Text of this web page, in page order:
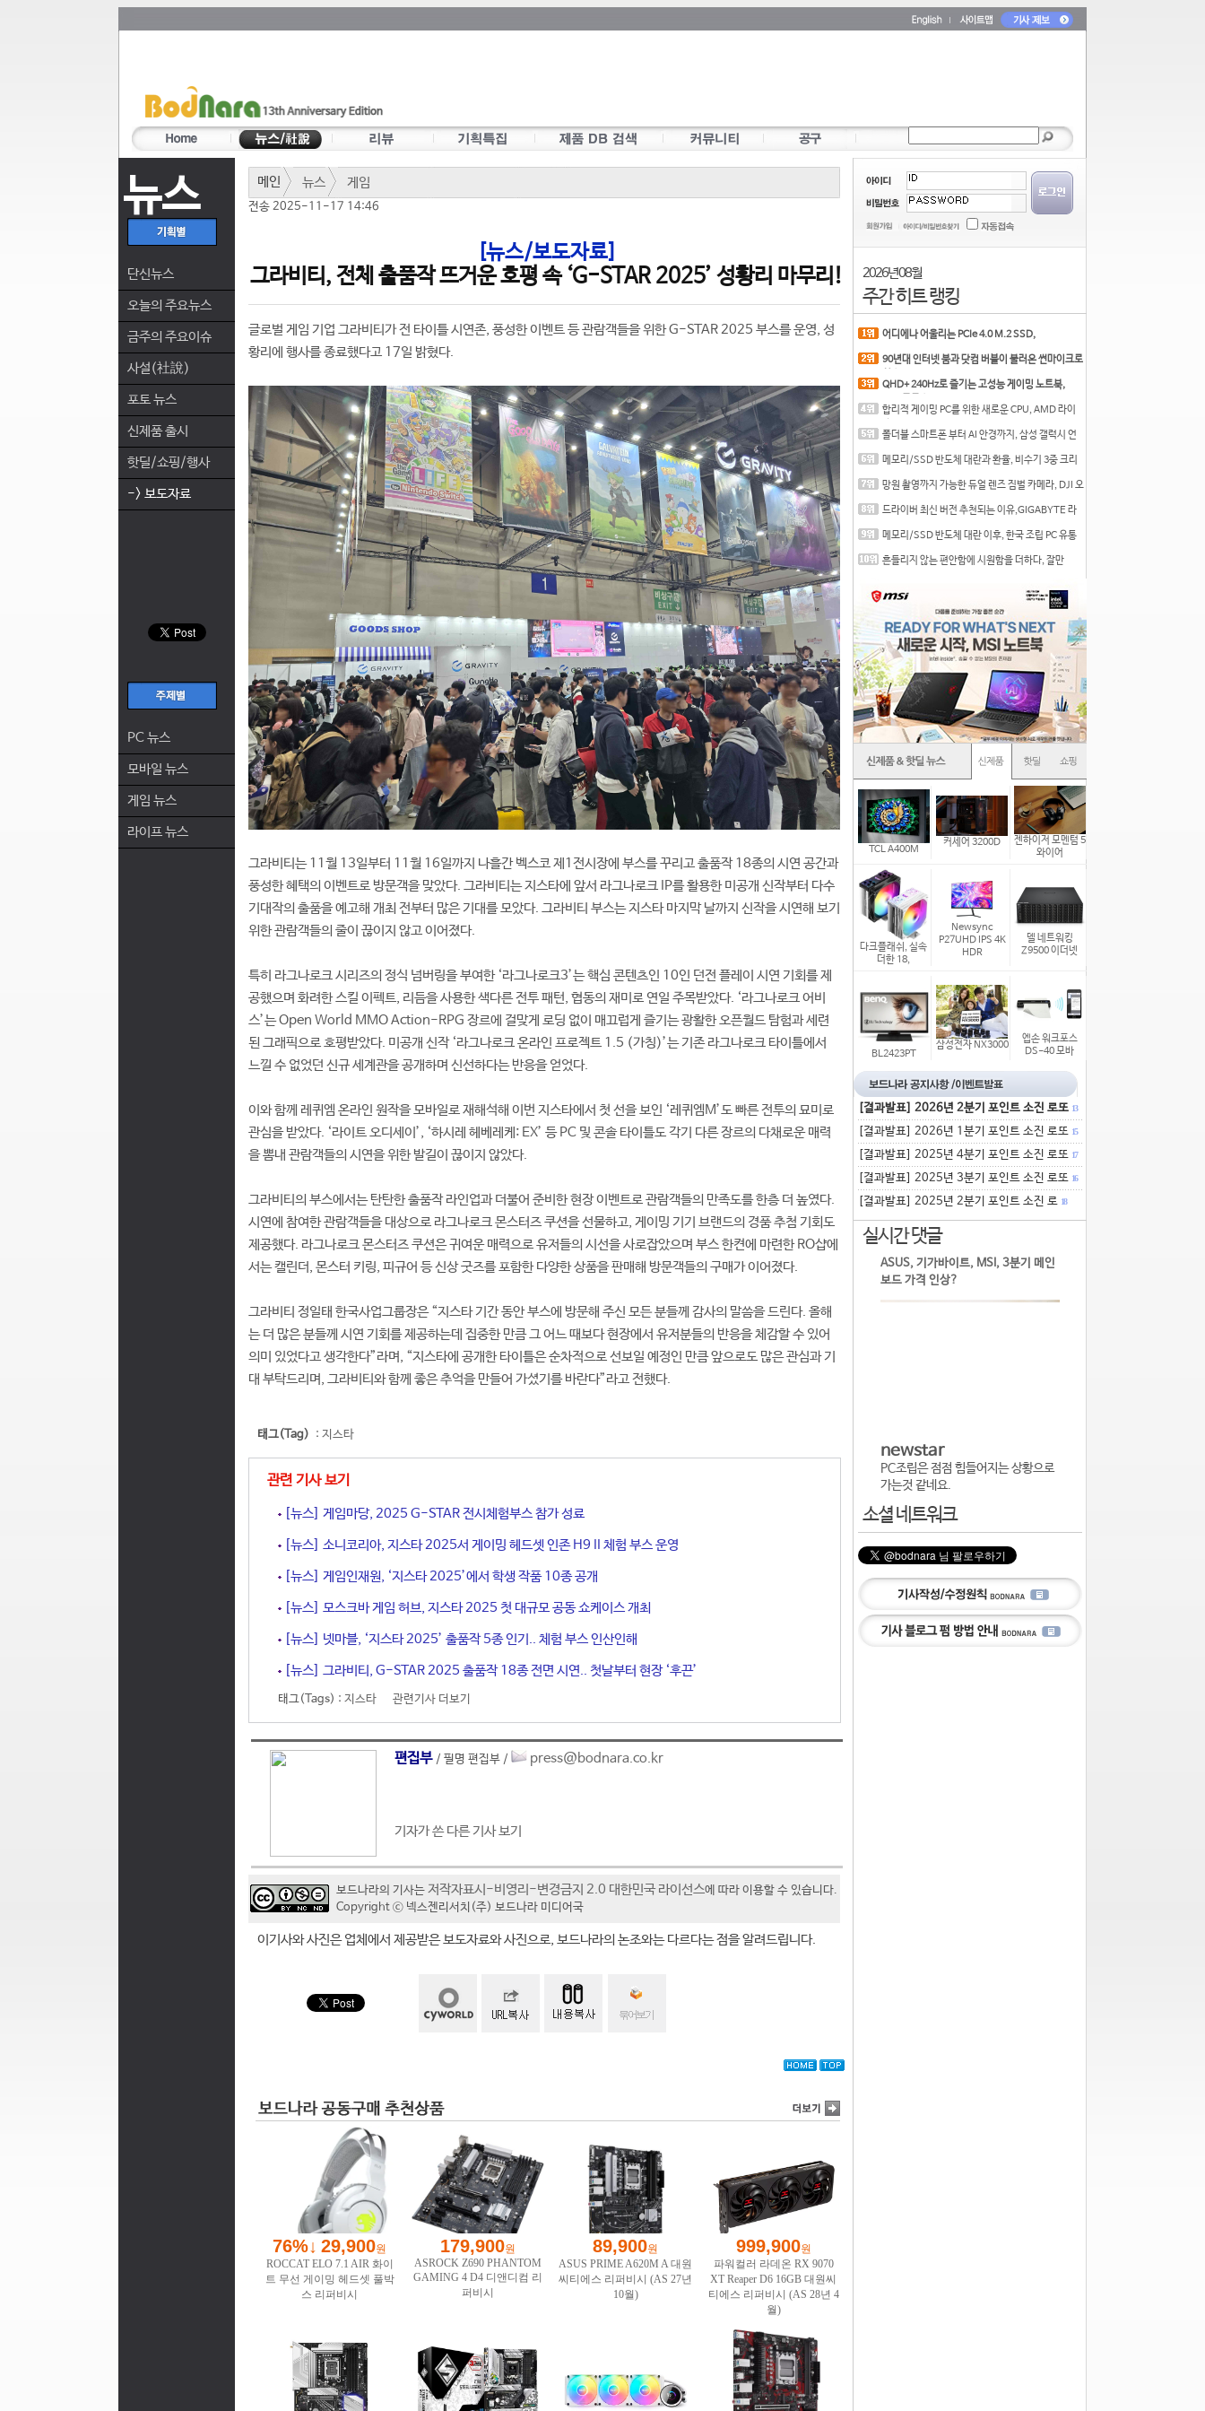
뉴스
단신뉴스
오늘의 주요뉴스
금주의 주요이슈
사설(社說)
포토 뉴스
신제품 출시
핫딜/쇼핑/행사
-> 보도자료
PC 뉴스
모바일 뉴스
게임 뉴스
라이프 뉴스
메인 뉴스 게임
전송 2025-11-17 14:46
[뉴스/보도자료]
그라비티, 전체 출품작 뜨거운 호평 속 ‘G-STAR 2025’ 성황리 마무리!
글로벌 게임 기업 그라비티가 전 타이틀 시연존, 풍성한 이벤트 등 관람객들을 위한 G-STAR 2025 부스를 운영, 성
황리에 행사를 종료했다고 17일 밝혔다.
그라비티는 11월 13일부터 11월 16일까지 나흘간 벡스코 제1전시장에 부스를 꾸리고 출품작 18종의 시연 공간과
풍성한 혜택의 이벤트로 방문객을 맞았다. 그라비티는 지스타에 앞서 라그나로크 IP를 활용한 미공개 신작부터 다수
기대작의 출품을 예고해 개최 전부터 많은 기대를 모았다. 그라비티 부스는 지스타 마지막 날까지 신작을 시연해 보기
위한 관람객들의 줄이 끊이지 않고 이어졌다.
특히 라그나로크 시리즈의 정식 넘버링을 부여한 ‘라그나로크3’는 핵심 콘텐츠인 10인 던전 플레이 시연 기회를 제
공했으며 화려한 스킬 이펙트, 리듬을 사용한 색다른 전투 패턴, 협동의 재미로 연일 주목받았다. ‘라그나로크 어비
스’는 Open World MMO Action-RPG 장르에 걸맞게 로딩 없이 매끄럽게 즐기는 광활한 오픈월드 탐험과 세련
된 그래픽으로 호평받았다. 미공개 신작 ‘라그나로크 온라인 프로젝트 1.5 (가칭)’는 기존 라그나로크 타이틀에서
느낄 수 없었던 신규 세계관을 공개하며 신선하다는 반응을 얻었다.
이와 함께 레퀴엠 온라인 원작을 모바일로 재해석해 이번 지스타에서 첫 선을 보인 ‘레퀴엠M’도 빠른 전투의 묘미로
관심을 받았다. ‘라이트 오디세이’, ‘하시레 헤베레케: EX’ 등 PC 및 콘솔 타이틀도 각기 다른 장르의 다채로운 매력
을 뽐내 관람객들의 시연을 위한 발길이 끊이지 않았다.
그라비티의 부스에서는 탄탄한 출품작 라인업과 더불어 준비한 현장 이벤트로 관람객들의 만족도를 한층 더 높였다.
시연에 참여한 관람객들을 대상으로 라그나로크 몬스터즈 쿠션을 선물하고, 게이밍 기기 브랜드의 경품 추첨 기회도
제공했다. 라그나로크 몬스터즈 쿠션은 귀여운 매력으로 유저들의 시선을 사로잡았으며 부스 한켠에 마련한 RO샵에
서는 캘린더, 몬스터 키링, 피규어 등 신상 굿즈를 포함한 다양한 상품을 판매해 방문객들의 구매가 이어졌다.
그라비티 정일태 한국사업그룹장은 “지스타 기간 동안 부스에 방문해 주신 모든 분들께 감사의 말씀을 드린다. 올해
는 더 많은 분들께 시연 기회를 제공하는데 집중한 만큼 그 어느 때보다 현장에서 유저분들의 반응을 체감할 수 있어
의미 있었다고 생각한다”라며, “지스타에 공개한 타이틀은 순차적으로 선보일 예정인 만큼 앞으로도 많은 관심과 기
대 부탁드리며, 그라비티와 함께 좋은 추억을 만들어 가셨기를 바란다”라고 전했다.
태그(Tag) : 지스타
관련 기사 보기
[뉴스] 게임마당, 2025 G-STAR 전시체험부스 참가 성료
[뉴스] 소니코리아, 지스타 2025서 게이밍 헤드셋 인존 H9 II 체험 부스 운영
[뉴스] 게임인재원, ‘지스타 2025’에서 학생 작품 10종 공개
[뉴스] 모스크바 게임 허브, 지스타 2025 첫 대규모 공동 쇼케이스 개최
[뉴스] 넷마블, ‘지스타 2025’ 출품작 5종 인기.. 체험 부스 인산인해
[뉴스] 그라비티, G-STAR 2025 출품작 18종 전면 시연.. 첫날부터 현장 ‘후끈’
태그(Tags) : 지스타 관련기사 더보기
편집부 / 필명 편집부 / press@bodnara.co.kr
기자가 쓴 다른 기사 보기
보드나라의 기사는 저작자표시-비영리-변경금지 2.0 대한민국 라이선스에 따라 이용할 수 있습니다.
Copyright ⓒ 넥스젠리서치(주) 보드나라 미디어국
이기사와 사진은 업체에서 제공받은 보도자료와 사진으로, 보드나라의 논조와는 다르다는 점을 알려드립니다.
2026년 08월
주간 히트 랭킹
어디에나 어울리는 PCIe 4.0 M.2 SSD,
90년대 인터넷 붐과 닷컴 버블이 불러온 썬마이크로
QHD+ 240Hz로 즐기는 고성능 게이밍 노트북,
합리적 게이밍 PC를 위한 새로운 CPU, AMD 라이
폴더블 스마트폰 부터 AI 안경까지, 삼성 갤럭시 언
메모리/SSD 반도체 대란과 환율, 비수기 3중 크리
망원 촬영까지 가능한 듀얼 렌즈 짐벌 카메라, DJI 오
드라이버 최신 버전 추천되는 이유,GIGABYTE 라
메모리/SSD 반도체 대란 이후, 한국 조립 PC 유통
흔들리지 않는 편안함에 시원함을 더하다, 잘만
TCL A400M
커세어 3200D
젠하이저 모멘텀 5
와이어
다크플래쉬, 실속
더한 18,
Newsync
P27UHD IPS 4K
HDR
델 네트워킹
Z9500 이더넷
BL2423PT
삼성전자 NX3000
엡손 워크포스
DS-40 모바
[결과발표] 2026년 2분기 포인트 소진 로또 13
[결과발표] 2026년 1분기 포인트 소진 로또 15
[결과발표] 2025년 4분기 포인트 소진 로또 17
[결과발표] 2025년 3분기 포인트 소진 로또 16
[결과발표] 2025년 2분기 포인트 소진 로 18
실시간 댓글
ASUS, 기가바이트, MSI, 3분기 메인
보드 가격 인상?
newstar
PC조립은 점점 힘들어지는 상황으로
가는것 같네요.
소셜 네트워크